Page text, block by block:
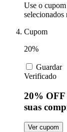
Use o
Cupom
20%
Guardar
Verificado
20% OFF
suas
Ver cupom